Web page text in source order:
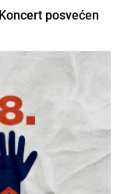
posvećen